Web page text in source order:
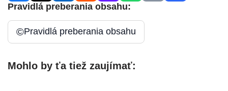
Pravidlá preberania obsahu:
©Pravidlá preberania obsahu
Mohlo by ťa tiež zaujímať: